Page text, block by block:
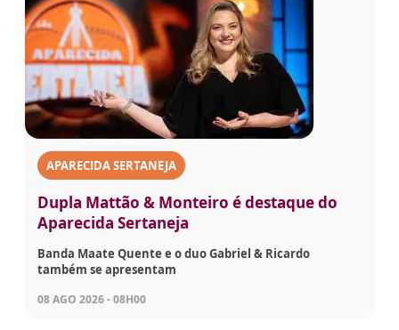
APARECIDA SERTANEJA
Dupla Mattão & Monteiro é destaque do
Aparecida Sertaneja
Banda Maate Quente e o duo Gabriel & Ricardo
também se apresentam
08 AGO 2026 - 08H00